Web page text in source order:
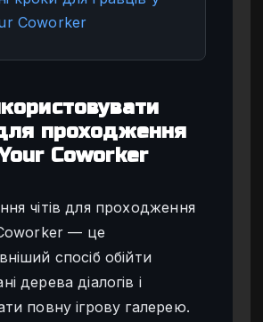
Coworker
проходження
Coworker
чітів для проходження
— це
спосіб обійти
дерева діалогів і
повну ігрову галерею.